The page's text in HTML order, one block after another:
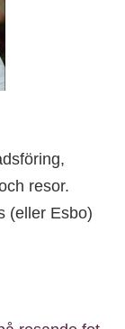
resor.
(eller Esbo)